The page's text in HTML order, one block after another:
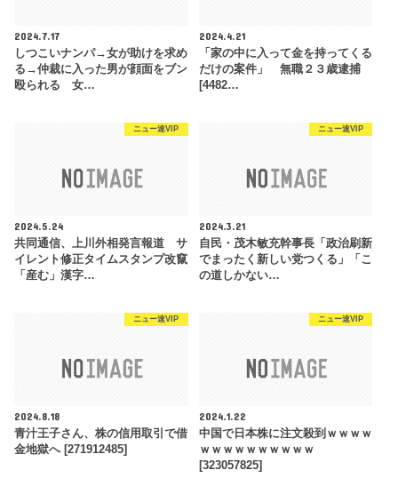
2024.7.17
しつこいナンパ→女が助けを求め
る→仲裁に入った男が顔面をブン
殴られる 女…
2024.4.21
「家の中に入って金を持ってくる
だけの案件」 無職２３歳逮捕
[4482…
ニュー速VIP
2024.5.24
共同通信、上川外相発言報道 サ
イレント修正タイムスタンプ改竄
「産む」漢字…
ニュー速VIP
2024.3.21
自民・茂木敏充幹事長「政治刷新
でまったく新しい党つくる」「こ
の道しかない…
ニュー速VIP
2024.8.18
青汁王子さん、株の信用取引で借
金地獄へ [271912485]
ニュー速VIP
2024.1.22
中国で日本株に注文殺到ｗｗｗｗ
ｗｗｗｗｗｗｗｗｗｗ
[323057825]